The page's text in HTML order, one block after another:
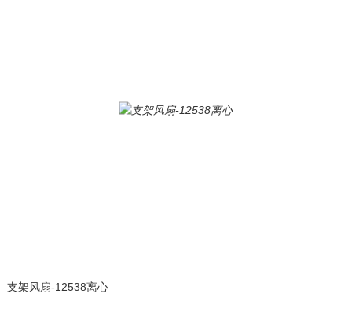
支架风扇-12538离心